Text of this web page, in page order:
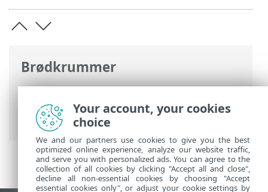
Brødkrummer
ESET-onlinehjælp>ESET Security
Ultimate
>ESET Security Ultimate>
Nyheder
Your account, your cookies
choice
We and our partners use cookies to give you the best
optimized online experience, analyze our website traffic,
and serve you with personalized ads. You can agree to the
collection of all cookies by clicking "Accept all and close",
decline all non-essential cookies by choosing "Accept
essential cookies only", or adjust your cookie settings by